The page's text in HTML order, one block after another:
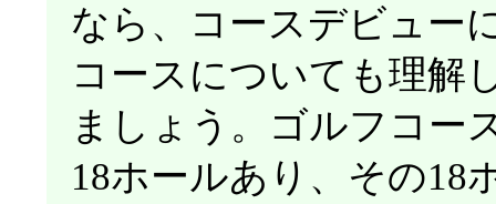
なら、コースデビュー
コースについても理解
ましょう。ゴルフコー
18ホールあり、その18